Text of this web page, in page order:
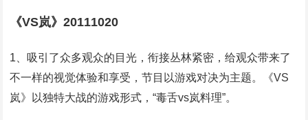
《VS岚》20111020
1、吸引了众多观众的目光，衔接丛林紧密，给观众带来了
不一样的视觉体验和享受，节目以游戏对决为主题。《VS
岚》以独特大战的游戏形式，“毒舌vs岚料理”。